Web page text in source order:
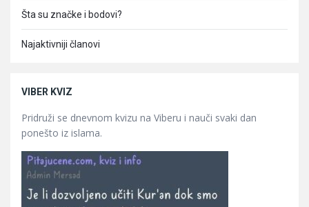
Šta su značke i bodovi?
Najaktivniji članovi
VIBER KVIZ
Pridruži se dnevnom kvizu na Viberu i nauči svaki dan
ponešto iz islama.